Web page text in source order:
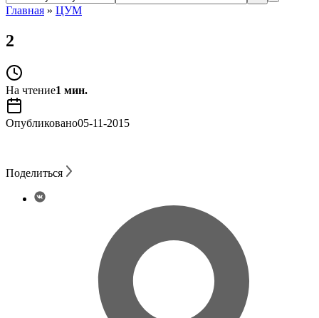
Главная » ЦУМ
2
На чтение1 мин.
Опубликовано05-11-2015
Поделиться